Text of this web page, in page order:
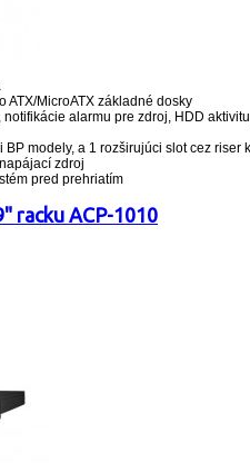
ATX/MicroATX základné dosky
alarmu pre zdroj, HDD
modely, a 1 rozširujúci slot cez riser
zdroj
pred prehriatím
racku ACP-1010